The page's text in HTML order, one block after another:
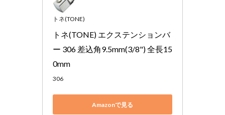
トネ(TONE)
トネ(TONE) エクステンションバ
ー 306 差込角9.5mm(3/8") 全長15
0mm
306
Amazonで見る